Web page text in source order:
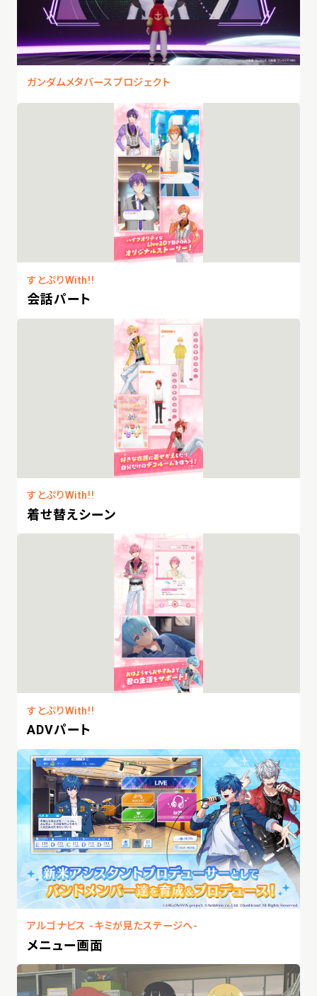
ガンダムメタバースプロジェクト
すとぷりWith!!
会話パート
すとぷりWith!!
着せ替えシーン
すとぷりWith!!
ADVパート
アルゴナビス -キミが見たステージへ-
メニュー画面